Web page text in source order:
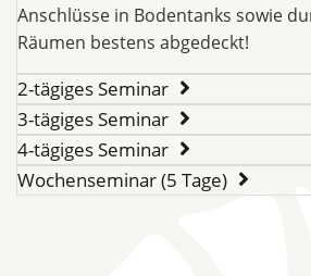
Anschlüsse in Bodentanks sowie
Räumen bestens abgedeckt!
2-tägiges Seminar
3-tägiges Seminar
4-tägiges Seminar
Wochenseminar (5 Tage)